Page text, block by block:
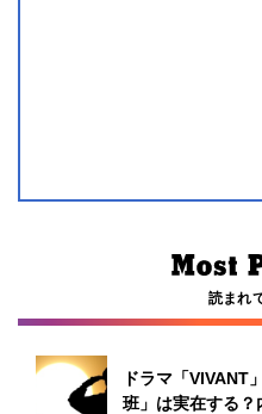
読まれ
ドラマ「VIVANT
班」は実在する？